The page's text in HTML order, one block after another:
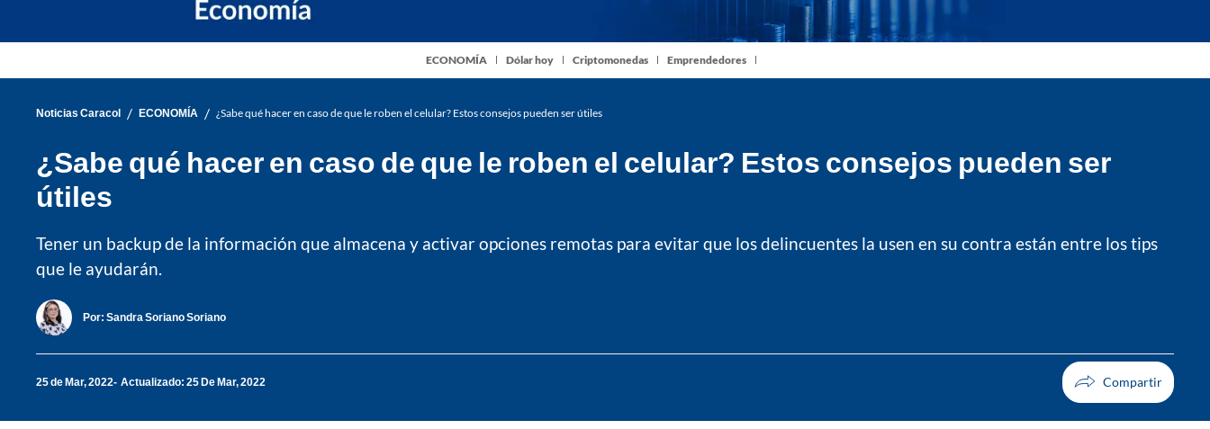
ECONOMÍA Dólar hoy Criptomonedas Emprendedores
Noticias Caracol / ECONOMÍA / ¿Sabe qué hacer en caso de que le roben el celular? Estos consejos pueden ser útiles
¿Sabe qué hacer en caso de que le roben el celular? Estos consejos pueden ser
útiles
Tener un backup de la información que almacena y activar opciones remotas para evitar que los delincuentes la usen en su contra están entre los tips
que le ayudarán.
Por: Sandra Soriano Soriano
25 de Mar, 2022 Actualizado: 25 De Mar, 2022